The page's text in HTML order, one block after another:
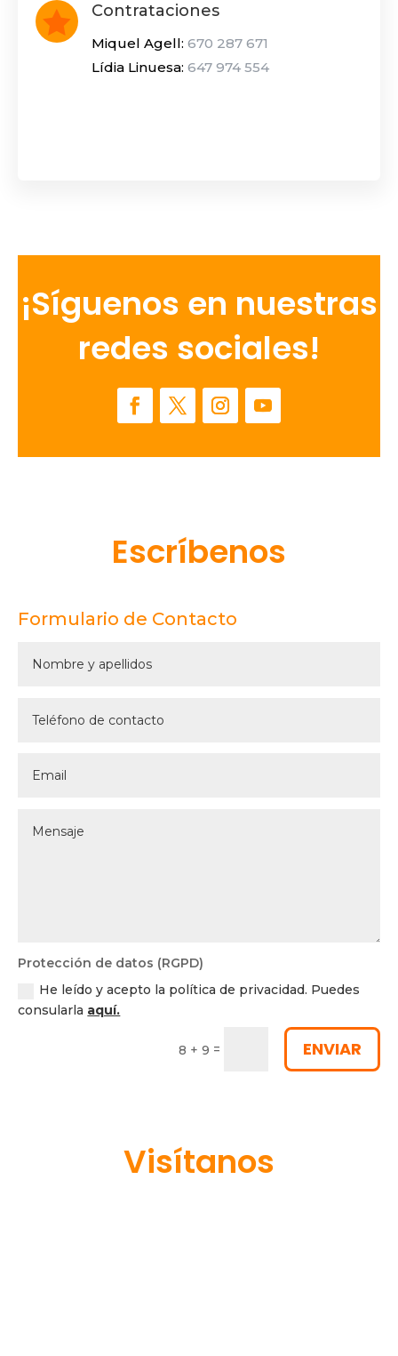
 Contrataciones
Miquel Agell: 670 287 671
Lídia Linuesa: 647 974 554
¡Síguenos en nuestras
redes sociales!
Escríbenos
Formulario de Contacto
Protección de datos (RGPD)
He leído y acepto la política de privacidad. Puedes
consularla aquí.
8 + 9 = ENVIAR
Visítanos